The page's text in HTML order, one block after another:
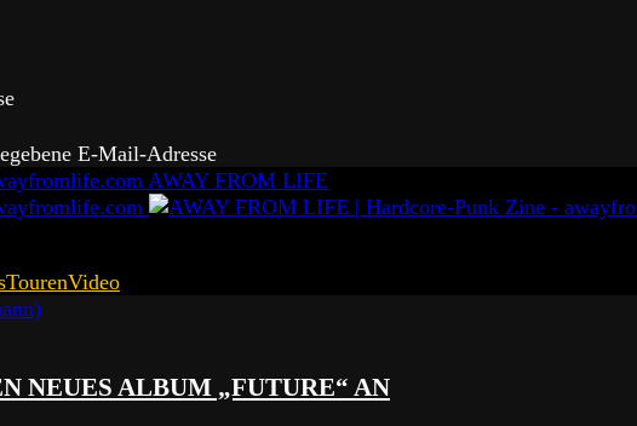
E-Mail-Adresse
AWAY FROM LIFE
TourenVideo
NEUES ALBUM „FUTURE“ AN